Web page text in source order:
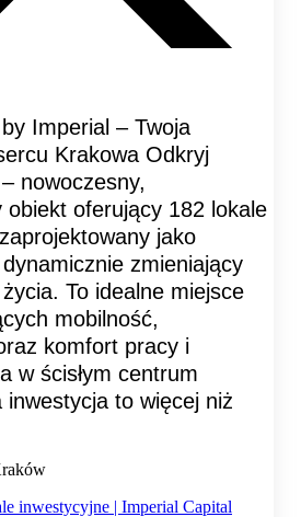
Imperial – Twoja
Krakowa Odkryj
nowoczesny,
obiekt oferujący 182 lokale
jako
zmieniający
To idealne miejsce
mobilność,
komfort pracy i
w ścisłym centrum
inwestycja to więcej niż
inwestycyjne | Imperial Capital